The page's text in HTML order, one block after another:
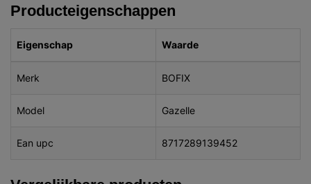
Producteigenschappen
Eigenschap Waarde
Merk BOFIX
Model Gazelle
Ean upc 8717289139452